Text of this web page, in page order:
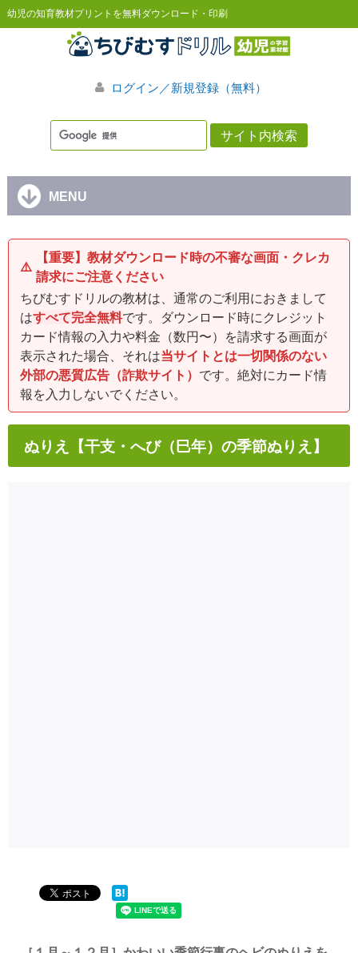
幼児の知育教材プリントを無料ダウンロード・印刷
ログイン／新規登録（無料）
MENU
⚠️
【重要】教材ダウンロード時の不審な画面・クレカ
請求にご注意ください
ちびむすドリルの教材は、通常のご利用におきまして
はすべて完全無料です。ダウンロード時にクレジット
カード情報の入力や料金（数円〜）を請求する画面が
表示された場合、それは当サイトとは一切関係のない
外部の悪質広告（詐欺サイト） です。絶対にカード情
報を入力しないでください。
ぬりえ【干支・へび（巳年）の季節ぬりえ】